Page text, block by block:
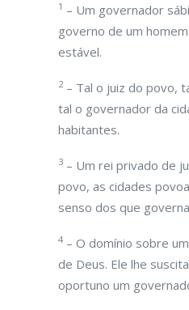
1 – Um governador
governo de um
estável.
2– Tal o juiz do povo,
tal o governador da
habitantes.
3 – Um rei privado de
povo, as cidades
senso dos que
4 – O domínio sobre
de Deus. Ele lhe
oportuno um